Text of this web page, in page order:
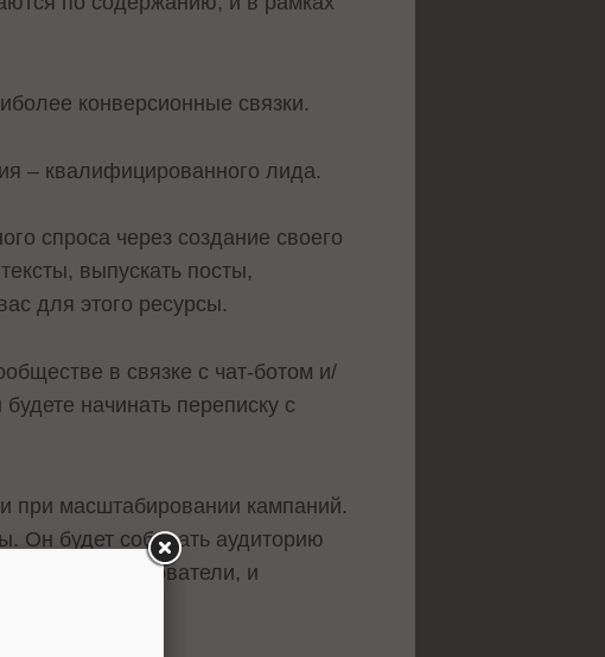
конверсионные связки.
– квалифицированного лида.
спроса через создание своего
выпускать посты,
для этого ресурсы.
в связке с чат-ботом и/
начинать переписку с
при масштабировании кампаний.
Он будет собирать аудиторию
пользователи, и